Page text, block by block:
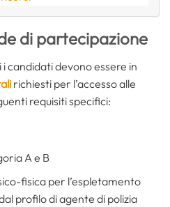
di partecipazione
candidati devono essere in
richiesti per l’accesso alle
requisiti specifici:
A e B
fisica per l’espletamento
profilo di agente di polizia